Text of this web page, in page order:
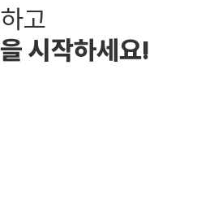
고
시작하세요!